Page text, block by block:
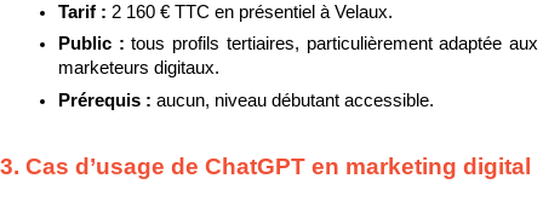
Tarif : 2 160 € TTC en présentiel à Velaux.
Public : tous profils tertiaires, particulièrement adaptée aux
marketeurs digitaux.
Prérequis : aucun, niveau débutant accessible.
3. Cas d’usage de ChatGPT en marketing digital